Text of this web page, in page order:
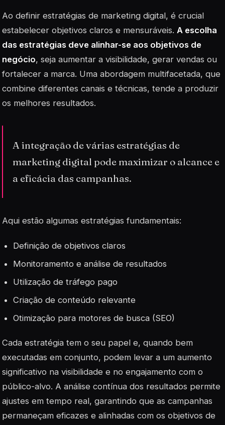
Ao definir estratégias de marketing digital, é crucial
estabelecer objetivos claros e mensuráveis. A escolha
das estratégias deve alinhar-se aos objetivos de
negócio, seja aumentar a visibilidade, gerar vendas ou
fortalecer a marca. Uma abordagem multifacetada, que
combine diferentes canais e técnicas, tende a produzir
os melhores resultados.
A integração de várias estratégias de
marketing digital pode maximizar o alcance e
a eficácia das campanhas.
Aqui estão algumas estratégias fundamentais:
Definição de objetivos claros
Monitoramento e análise de resultados
Utilização de tráfego pago
Criação de conteúdo relevante
Otimização para motores de busca (SEO)
Cada estratégia tem o seu papel e, quando bem
executadas em conjunto, podem levar a um aumento
significativo na visibilidade e no engajamento com o
público-alvo. A análise contínua dos resultados permite
ajustes em tempo real, garantindo que as campanhas
permaneçam eficazes e alinhadas com os objetivos de